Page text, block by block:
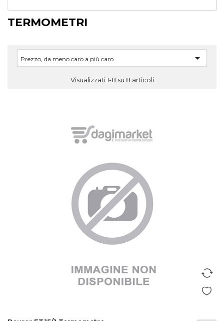
TERMOMETRI
Prezzo, da meno caro a più caro 
Visualizzati 1-8 su 8 articoli